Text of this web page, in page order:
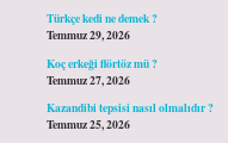
Türkçe kedi ne demek ?
Temmuz 29, 2026
Koç erkeği flörtöz mü ?
Temmuz 27, 2026
Kazandibi tepsisi nasıl olmalıdır ?
Temmuz 25, 2026